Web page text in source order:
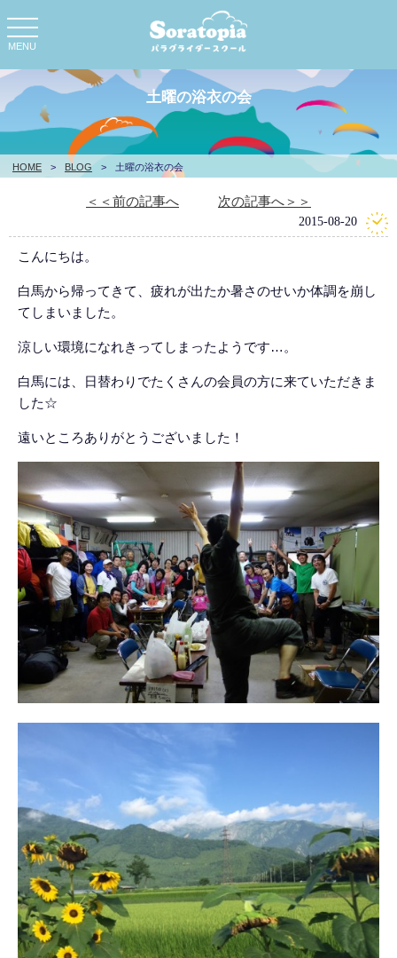
toggle
navigation
MENU
HOME > BLOG > 土曜の浴衣の会
土曜の浴衣の会
＜＜前の記事へ 次の記事へ＞＞
2015-08-20
こんにちは。
白馬から帰ってきて、疲れが出たか暑さのせいか体調を崩し
てしまいました。
涼しい環境になれきってしまったようです…。
白馬には、日替わりでたくさんの会員の方に来ていただきま
した☆
遠いところありがとうございました！